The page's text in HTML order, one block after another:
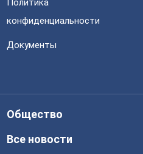
Политика
конфиденциальности
Документы
Общество
Все новости